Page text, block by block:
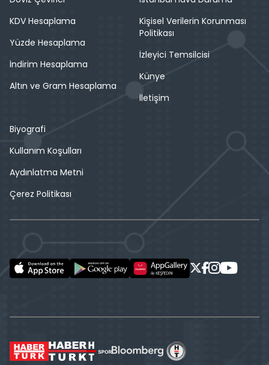
KDV Hesaplama
Yüzde Hesaplama
İndirim Hesaplama
Altın ve Gram Hesaplama
Kişisel Verilerin Korunması
Politikası
İzleyici Temsilcisi
Künye
İletişim
Biyografi
Kullanım Koşulları
Aydınlatma Metni
Çerez Politikası